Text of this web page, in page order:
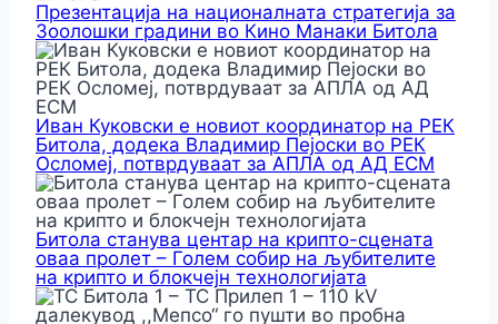
Презентација на националната стратегија за
Зоолошки градини во Кино Манаки Битола
Иван Куковски е новиот координатор на РЕК
Битола, додека Владимир Пејоски во РЕК
Осломеј, потврдуваат за АПЛА од АД ЕСМ
Битола станува центар на крипто-сцената
оваа пролет – Голем собир на љубителите
на крипто и блокчејн технологијата